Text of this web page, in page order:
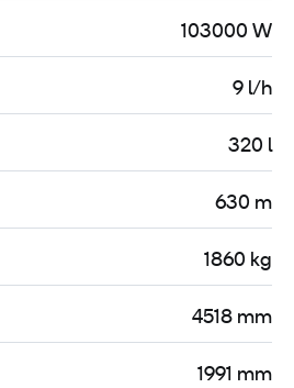
103000 W
9 l/h
320 l
630 m
1860 kg
4518 mm
1991 mm